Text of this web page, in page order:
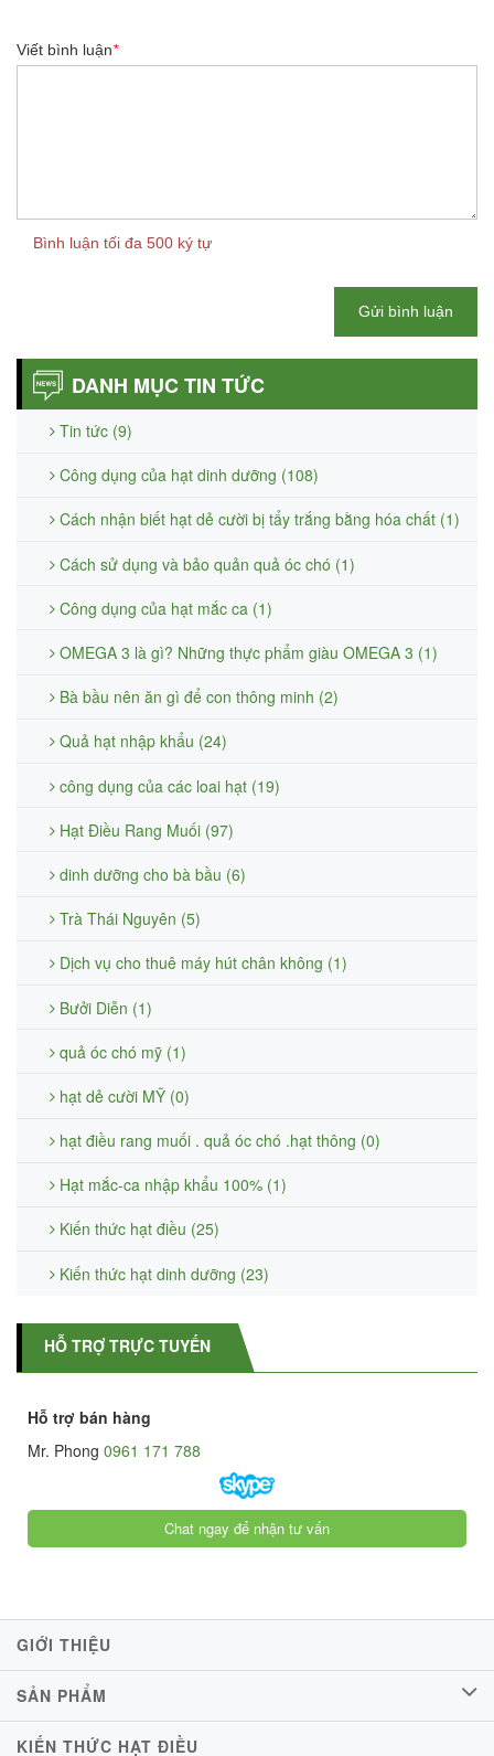
Viết bình luận*
Bình luận tối đa 500 ký tự
Gửi bình luận
DANH MỤC TIN TỨC
Tin tức (9)
Công dụng của hạt dinh dưỡng (108)
Cách nhận biết hạt dẻ cười bị tẩy trắng bằng hóa chất (1)
Cách sử dụng và bảo quản quả óc chó (1)
Công dụng của hạt mắc ca (1)
OMEGA 3 là gì? Những thực phẩm giàu OMEGA 3 (1)
Bà bầu nên ăn gì để con thông minh (2)
Quả hạt nhập khẩu (24)
công dụng của các loai hạt (19)
Hạt Điều Rang Muối (97)
dinh dưỡng cho bà bầu (6)
Trà Thái Nguyên (5)
Dịch vụ cho thuê máy hút chân không (1)
Bưởi Diễn (1)
quả óc chó mỹ (1)
hạt dẻ cười MỸ (0)
hạt điều rang muối . quả óc chó .hạt thông (0)
Hạt mắc-ca nhập khẩu 100% (1)
Kiến thức hạt điều (25)
Kiến thức hạt dinh dưỡng (23)
HỖ TRỢ TRỰC TUYẾN
Hỗ trợ bán hàng
Mr. Phong 0961 171 788
Chat ngay để nhận tư vấn
GIỚI THIỆU
SẢN PHẨM
KIẾN THỨC HẠT ĐIỀU